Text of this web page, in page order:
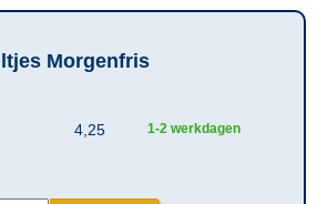
Morgenfris
4,25 1-2 werkdagen